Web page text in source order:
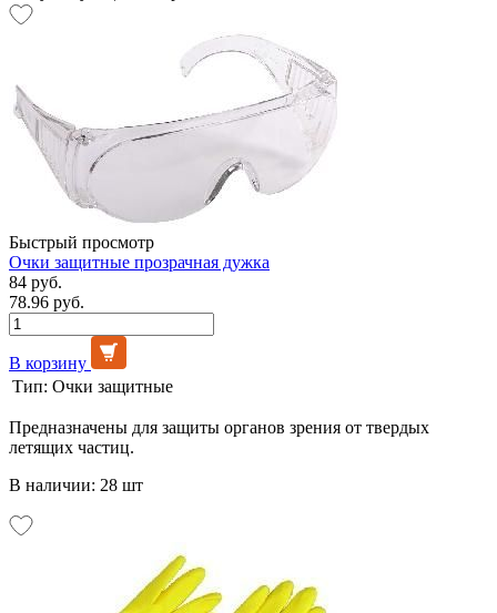
Быстрый просмотр
Очки защитные прозрачная дужка
84 руб.
78.96 руб.
В корзину
Тип: Очки защитные
Предназначены для защиты органов зрения от твердых
летящих частиц.
В наличии: 28 шт